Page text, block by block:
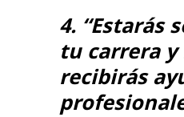
4. “Estarás
tu carrera y
recibirás